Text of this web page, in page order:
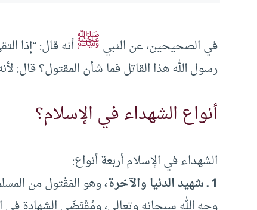
في الصحيحين، عن النبيﷺأنه قال: “إذا
رسول الله هذا القاتل فما شأن المقتول؟ قال:
أنواع الشهداء في الإسلام؟
الشهداء في الإسلام أربعة أنواع:
1 ـ شهيد الدنيا والآخرة،
وهو المَقْتول من